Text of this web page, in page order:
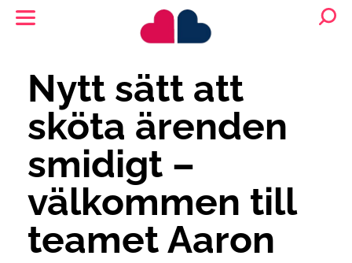
Nytt sätt att
sköta ärenden
smidigt –
välkommen till
teamet Aaron